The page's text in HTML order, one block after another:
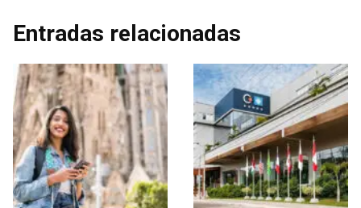
Entradas relacionadas